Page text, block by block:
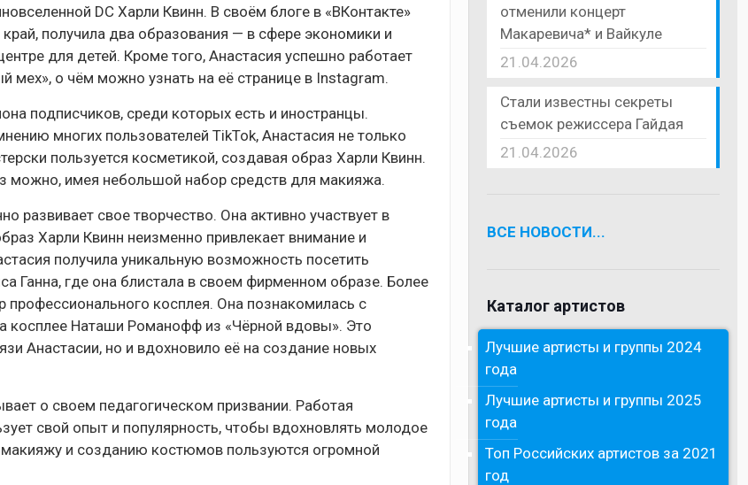
DC Харли Квинн. В своём блоге в «ВКонтакте»
получила два образования — в сфере экономики и
для детей. Кроме того, Анастасия успешно работает
о чём можно узнать на её странице в Instagram.
подписчиков, среди которых есть и иностранцы.
многих пользователей TikTok, Анастасия не только
пользуется косметикой, создавая образ Харли Квинн.
можно, имея небольшой набор средств для макияжа.
развивает свое творчество. Она активно участвует в
Харли Квинн неизменно привлекает внимание и
получила уникальную возможность посетить
Ганна, где она блистала в своем фирменном образе. Более
профессионального косплея. Она познакомилась с
косплее Наташи Романофф из «Чёрной вдовы». Это
Анастасии, но и вдохновило её на создание новых
о своем педагогическом призвании. Работая
свой опыт и популярность, чтобы вдохновлять молодое
и созданию костюмов пользуются огромной
отменили концерт
Макаревича* и Вайкуле
21.04.2026
Стали известны секреты
съемок режиссера Гайдая
21.04.2026
ВСЕ НОВОСТИ...
Каталог артистов
Лучшие артисты и группы 2024
года
Лучшие артисты и группы 2025
года
Топ Российских артистов за 2021
год